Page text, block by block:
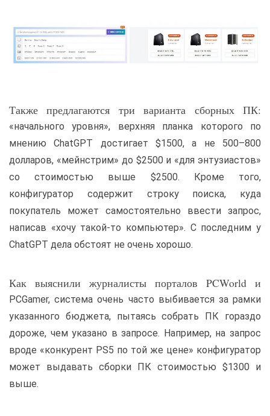
Также предлагаются три варианта сборных ПК:
«начального уровня», верхняя планка которого по
мнению ChatGPT достигает $1500, а не 500–800
долларов, «мейнстрим» до $2500 и «для энтузиастов»
со стоимостью выше $2500. Кроме того,
конфигуратор содержит строку поиска, куда
покупатель может самостоятельно ввести запрос,
написав «хочу такой-то компьютер». С последним у
ChatGPT дела обстоят не очень хорошо.
Как выяснили журналисты порталов PCWorld и
PCGamer, система очень часто выбивается за рамки
указанного бюджета, пытаясь собрать ПК гораздо
дороже, чем указано в запросе. Например, на запрос
вроде «конкурент PS5 по той же цене» конфигуратор
может выдавать сборки ПК стоимостью $1300 и
выше.